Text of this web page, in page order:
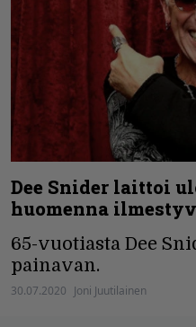
Dee Snider laittoi
huomenna
65-vuotiasta Dee
painavan.
30.07.2020 Joni Juutilainen